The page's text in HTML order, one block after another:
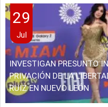
29
Jul
INVESTIGAN PRESUNTO
PRIVACIÓN DE LA
RUIZ EN NUEVO LEÓN